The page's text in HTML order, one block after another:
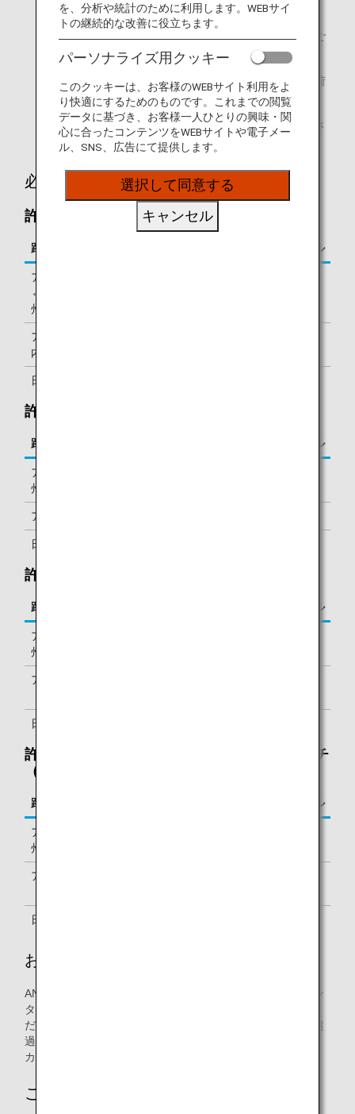
ANAの便名でご予約いただいた場合のみ可能です。
他の航空会社の運航便、および他の航空会社の便名でご
予約いただいたANA運航便は、対象外です。
旅程に国際線との乗り継ぎが含まれる場合、国際線手荷
物ルールが適用される国内区間も対象となります。
当ルールは、ANA運航便が就航する全ての空港に適用さ
れます。
必要なマイル数
許容個数の超過：
路線 超過手荷物1つにつき必要なマイル
アジア・オセアニア
⇔北米・ハワイ・欧
州・アフリカ・中東
アジア・オセアニア
内（日本以外）
日本国内
許容重量の超過：50～70ポンド（23～32kg）
路線 必要なマイル
アジア・オセアニア⇔北米・ハワイ・欧
州・アフリカ・中東
アジア・オセアニア内（日本以外）
日本国内
許容重量の超過：70～92ポンド（32～45kg）
路線 必要なマイル
アジア・オセアニア⇔北米・ハワイ・欧
州・アフリカ・中東
アジア・オセアニア内（日本以外）
日本国内
許容サイズ（3辺の和）の超過：62～115インチ
（158～292cm）
路線 必要なマイル
アジア・オセアニア⇔北米・ハワイ・欧
州・アフリカ・中東
アジア・オセアニア内（日本以外）
日本国内
お手続き
ANA運航便をご予約の上、ご出発当日にチェックインカウン
ターまたは手荷物預け入れカウンターでお手荷物をお預けく
ださい。ANAマイレージクラブカードをご提示いただき、超
過手荷物料金についてマイルで支払うことを希望する旨を、
カウンタースタッフにお伝えください。
ご利用条件
を、分析や統計のために利用します。WEBサイ
トの継続的な改善に役立ちます。
パーソナライズ用クッキー
このクッキーは、お客様のWEBサイト利用をよ
り快適にするためのものです。これまでの閲覧
データに基づき、お客様一人ひとりの興味・関
心に合ったコンテンツをWEBサイトや電子メー
ル、SNS、広告にて提供します。
選択して同意する
キャンセル